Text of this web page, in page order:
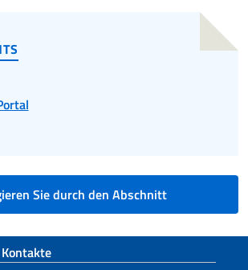
Sie durch den Abschnitt